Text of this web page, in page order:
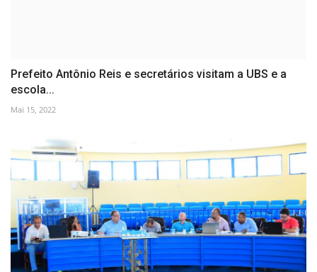
Prefeito Antônio Reis e secretários visitam a UBS e a
escola...
Mai 15, 2022